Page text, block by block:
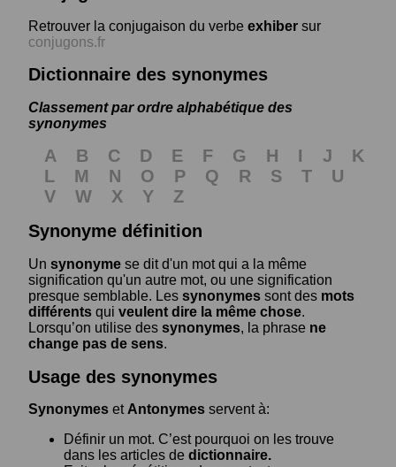
Retrouver la conjugaison du verbe exhiber sur
conjugons.fr
Dictionnaire des synonymes
Classement par ordre alphabétique des
synonymes
A B C D E F G H I J
K
L
M N O P Q R S T
U
V
W X Y
Z
Synonyme définition
Un synonyme se dit d'un mot qui a la même
signification qu'un autre mot, ou une signification
presque semblable. Les synonymes sont des mots
différents qui veulent dire la même chose.
Lorsqu’on utilise des synonymes, la phrase ne
change pas de sens.
Usage des synonymes
Synonymes et Antonymes servent à:
Définir un mot. C’est pourquoi on les trouve
dans les articles de dictionnaire.